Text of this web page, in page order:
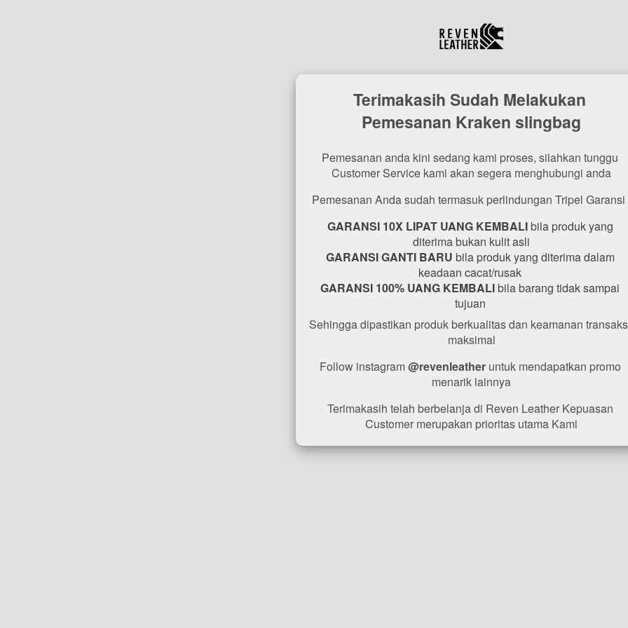
Terimakasih Sudah Melakukan
Pemesanan Kraken slingbag
Pemesanan anda kini sedang kami proses, silahkan tunggu
Customer Service kami akan segera menghubungi anda
Pemesanan Anda sudah termasuk perlindungan Tripel Garansi
GARANSI 10X LIPAT UANG KEMBALI bila produk yang
diterima bukan kulit asli
GARANSI GANTI BARU bila produk yang diterima dalam
keadaan cacat/rusak
GARANSI 100% UANG KEMBALI bila barang tidak sampai
tujuan
Sehingga dipastikan produk berkualitas dan keamanan
maksimal
Follow instagram @revenleather untuk mendapatkan promo
menarik lainnya
Terimakasih telah berbelanja di Reven Leather Kepuasan
Customer merupakan prioritas utama Kami